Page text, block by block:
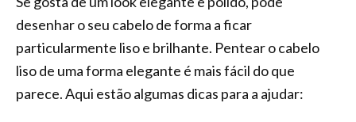
desenhar o seu cabelo de forma a ficar
particularmente liso e brilhante. Pentear o cabelo
liso de uma forma elegante é mais fácil do que
parece. Aqui estão algumas dicas para a ajudar: